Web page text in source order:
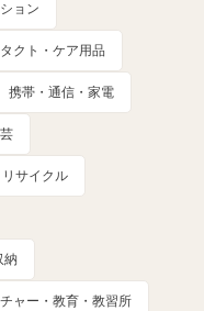
ョン
クト・ケア用品
携帯・通信・家電
リサイクル
納
ャー・教育・教習所